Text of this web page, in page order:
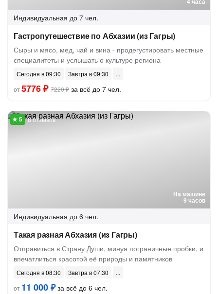
Индивидуальная до 7 чел.
Гастропутешествие по Абхазии (из Гагры)
Сыры и мясо, мед, чай и вина - продегустировать местные
специалитеты и услышать о культуре региона
Сегодня в 09:30
Завтра в 09:30
от5776 ₽ 7220 ₽ за всё до 7 чел.
На машине
9 часов
8 отзывов
Индивидуальная до 6 чел.
Такая разная Абхазия (из Гагры)
Отправиться в Страну Души, минуя пограничные пробки, и
впечатлиться красотой её природы и памятников
Сегодня в 08:30
Завтра в 07:30
от 11 000 ₽за всё до 6 чел.